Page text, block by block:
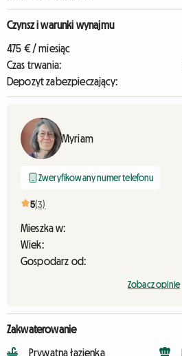
Czynsz i warunki wynajmu
475 € / miesiąc
Czas trwania:
Depozyt zabezpieczający:
Myriam
Zweryfikowany numer telefonu
5(3)
Mieszka w:
Wiek:
Gospodarz od:
Zobacz opinie
Zakwaterowanie
Prywatna łazienka